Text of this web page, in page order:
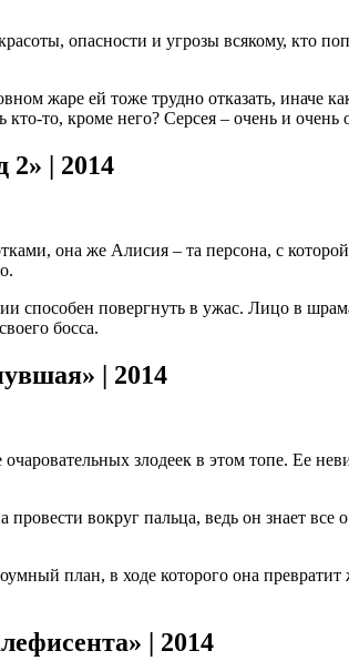
опасности и угрозы всякому, кто
жаре ей тоже трудно отказать, иначе
кто-то, кроме него? Серсея – очень и
2» | 2014
она же Алисия – та персона, с
способен повергнуть в ужас. Лицо в
босса.
| 2014
злодеек в этом топе. Ее
вокруг пальца, ведь он знает
план, в ходе которого она
| 2014